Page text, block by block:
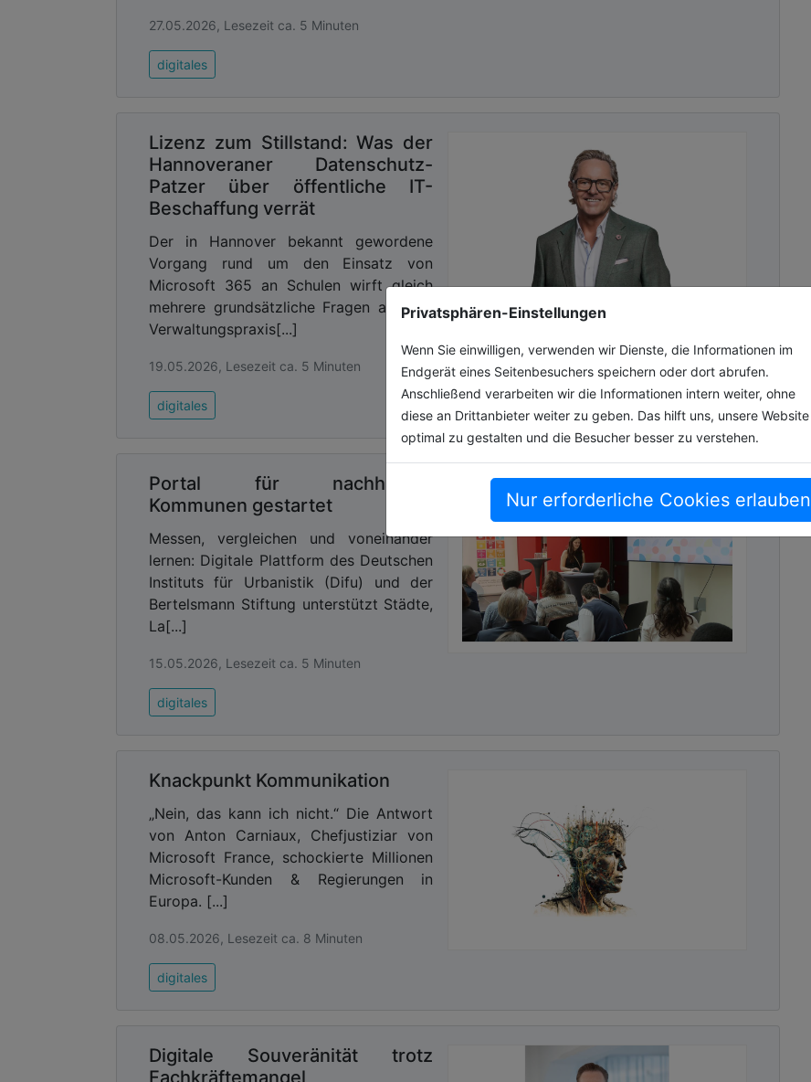
Privatsphären-Einstellungen
Wenn Sie einwilligen, verwenden wir Dienste, die Informationen im
Endgerät eines Seitenbesuchers speichern oder dort abrufen.
Anschließend verarbeiten wir die Informationen intern weiter, ohne
diese an Drittanbieter weiter zu geben. Das hilft uns, unsere Website
optimal zu gestalten und die Besucher besser zu verstehen.
Nur erforderliche Cookies erlauben
27.05.2026, Lesezeit ca. 5 Minuten
digitales
Lizenz zum Stillstand: Was der
Hannoveraner Datenschutz-
Patzer über öffentliche IT-
Beschaffung verrät
Der in Hannover bekannt gewordene
Vorgang rund um den Einsatz von
Microsoft 365 an Schulen wirft gleich
mehrere grundsätzliche Fragen auf. Die
Verwaltungspraxis[...]
19.05.2026, Lesezeit ca. 5 Minuten
digitales
Portal für nachhaltige
Kommunen gestartet
Messen, vergleichen und voneinander
lernen: Digitale Plattform des Deutschen
Instituts für Urbanistik (Difu) und der
Bertelsmann Stiftung unterstützt Städte,
La[...]
15.05.2026, Lesezeit ca. 5 Minuten
digitales
Knackpunkt Kommunikation
„Nein, das kann ich nicht.“ Die Antwort
von Anton Carniaux, Chefjustiziar von
Microsoft France, schockierte Millionen
Microsoft-Kunden & Regierungen in
Europa. [...]
08.05.2026, Lesezeit ca. 8 Minuten
digitales
Digitale Souveränität trotz
Fachkräftemangel